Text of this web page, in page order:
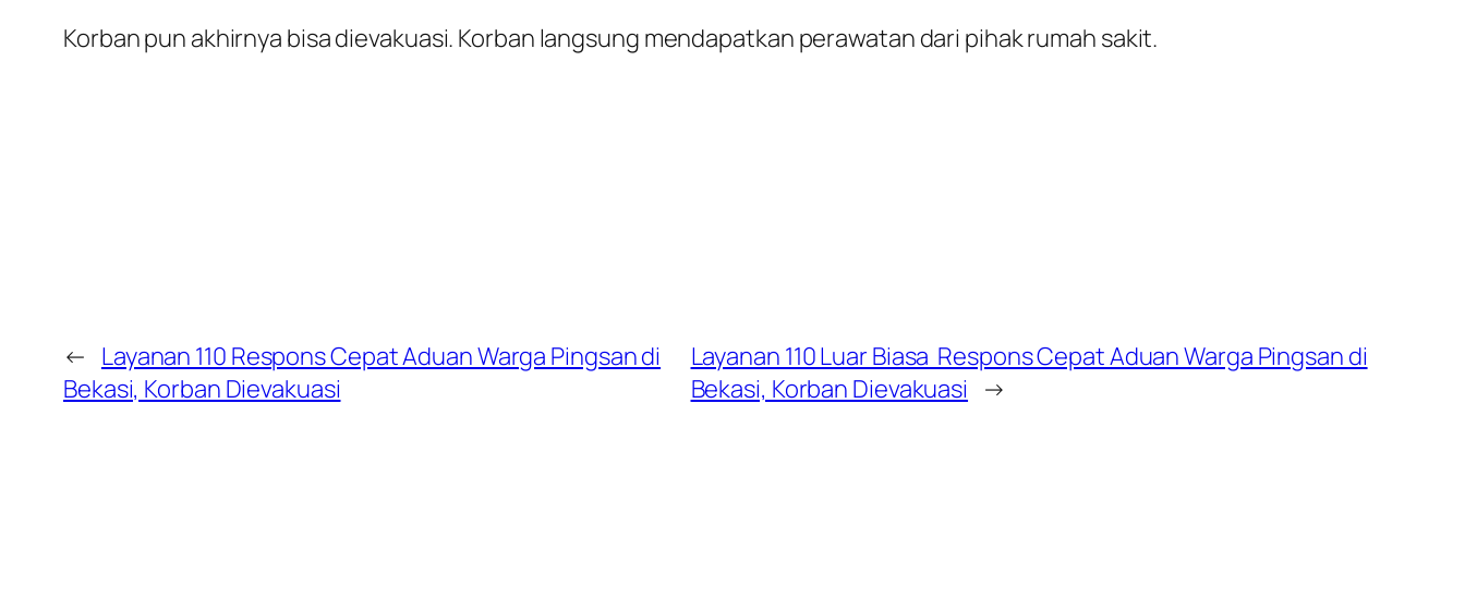
Korban pun akhirnya bisa dievakuasi. Korban langsung mendapatkan perawatan dari pihak rumah sakit.
← Layanan 110 Respons Cepat Aduan Warga Pingsan di
Bekasi, Korban Dievakuasi
Layanan 110 Luar Biasa Respons Cepat Aduan Warga Pingsan di
Bekasi, Korban Dievakuasi →